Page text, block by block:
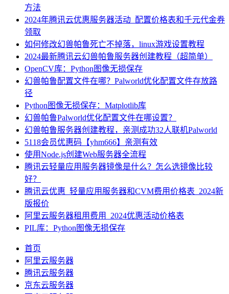
方法
2024年腾讯云优惠服务器活动_配置价格表和千元代金券
领取
如何修改幻兽帕鲁死亡不掉落，linux游戏设置教程
2024最新腾讯云幻兽帕鲁服务器创建教程（超简单）
OpenCV库：Python图像无损保存
幻兽帕鲁配置文件在哪？Palworld优化配置文件存放路
径
Python图像无损保存：Matplotlib库
幻兽帕鲁Palworld优化配置文件在哪设置？
幻兽帕鲁服务器创建教程，亲测成功32人联机Palworld
5118会员优惠码【yhm666】亲测有效
使用Node.js创建Web服务器全流程
腾讯云轻量应用服务器镜像是什么？怎么选镜像比较
好？
腾讯云优惠_轻量应用服务器和CVM费用价格表_2024新
版报价
阿里云服务器租用费用_2024优惠活动价格表
PIL库：Python图像无损保存
首页
阿里云服务器
腾讯云服务器
京东云服务器